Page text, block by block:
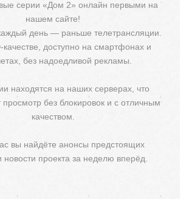
серии «Дом 2» онлайн первыми на
нашем сайте!
день — раньше телетрансляции.
качестве, доступно на смартфонах и
без надоедливой рекламы.
находятся на наших серверах, что
просмотр без блокировок и с отличным
качеством.
вы найдёте анонсы предстоящих
новости проекта за неделю вперёд.